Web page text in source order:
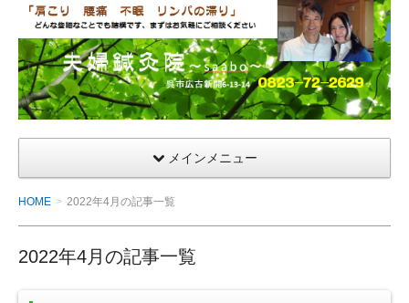
夫
婦
鍼
灸
院
メインメニュー
HOME 2022年4月の記事一覧
2022年4月の記事一覧